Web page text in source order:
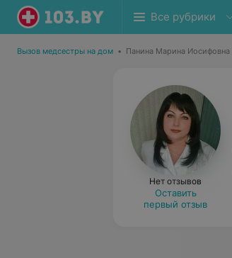
Все рубрики
Вызов медсестры на дом • Панина Марина Иосифовна
Нет отзывов
Оставить
первый отзыв